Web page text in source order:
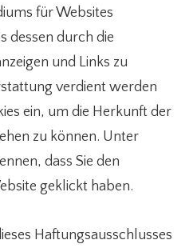
für Websites
dessen durch die
und Links zu
verdient werden
ein, um die Herkunft der
zu können. Unter
dass Sie den
geklickt haben.
Haftungsausschlusses